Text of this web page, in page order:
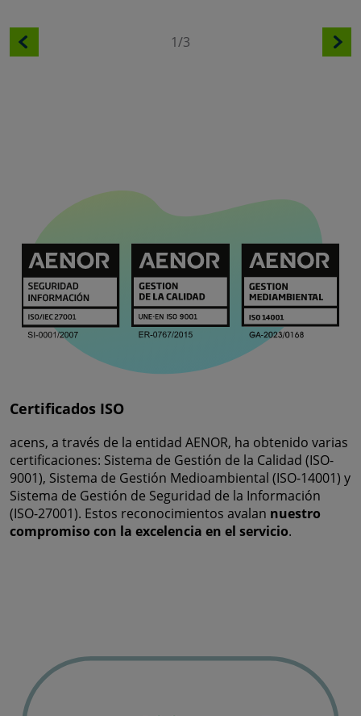
1/3
Certificados ISO
acens, a través de la entidad AENOR, ha obtenido varias
certificaciones: Sistema de Gestión de la Calidad (ISO-
9001), Sistema de Gestión Medioambiental (ISO-14001) y
Sistema de Gestión de Seguridad de la Información
(ISO-27001). Estos reconocimientos avalan nuestro
compromiso con la excelencia en el servicio.